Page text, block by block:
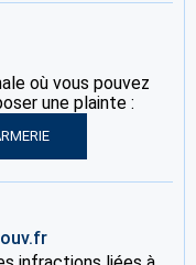
où vous pouvez
une plainte :